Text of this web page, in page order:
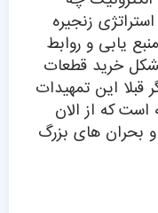
زنجیره
یابی و روابط
خرید قطعات
قبلا این تمهیدات
است که از الان
بحران های بزرگ